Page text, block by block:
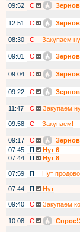
09:52
С
12:51
С
08:30
С
Закупаем
09:01
С
09:04
С
09:22
С
11:47
С
Закупаем
09:58
С
Закупаем!
09:17
С
07:45
П
Нут 6
07:44
П
Нут 8
07:59
П
Нут
07:44
П
Нут
09:40
С
Закупаем
10:08
С